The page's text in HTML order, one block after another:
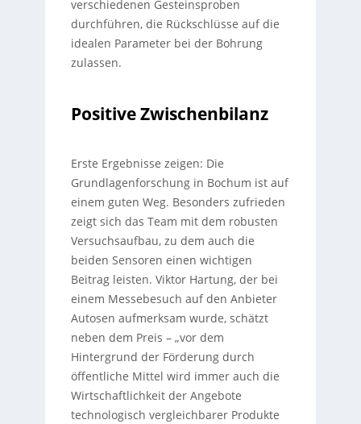
verschiedenen Gesteinsproben
durchführen, die Rückschlüsse auf die
idealen Parameter bei der Bohrung
zulassen.
Positive Zwischenbilanz
Erste Ergebnisse zeigen: Die
Grundlagenforschung in Bochum ist auf
einem guten Weg. Besonders zufrieden
zeigt sich das Team mit dem robusten
Versuchsaufbau, zu dem auch die
beiden Sensoren einen wichtigen
Beitrag leisten. Viktor Hartung, der bei
einem Messebesuch auf den Anbieter
Autosen aufmerksam wurde, schätzt
neben dem Preis – „vor dem
Hintergrund der Förderung durch
öffentliche Mittel wird immer auch die
Wirtschaftlichkeit der Angebote
technologisch vergleichbarer Produkte